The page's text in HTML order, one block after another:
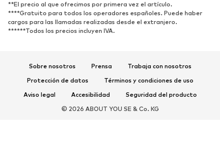
DEPORTE
Ropa deportiva
Disciplinas deportivas
Complementos deportivos
COMPLEMENTOS
**El precio al que ofrecimos por primera vez el artículo.
****Gratuito para todos los operadores españoles. Puede haber
cargos para las llamadas realizadas desde el extranjero.
******Todos los precios incluyen IVA.
Sobre nosotros Prensa
Trabaja con nosotros
Protección de datos
Términos y condiciones de uso
Aviso legal
Accesibilidad
Seguridad del producto
© 2026 ABOUT YOU SE & Co. KG